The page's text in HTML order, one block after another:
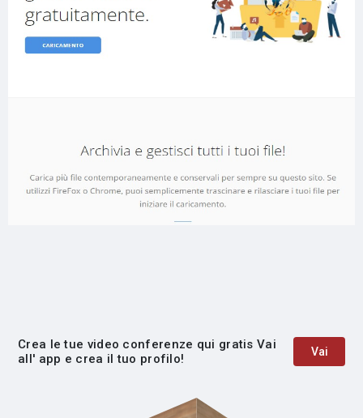
Crea le tue video conferenze qui gratis Vai
all' app e crea il tuo profilo!
Vai